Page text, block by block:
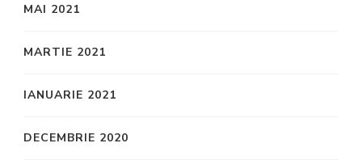
MAI 2021
MARTIE 2021
IANUARIE 2021
DECEMBRIE 2020